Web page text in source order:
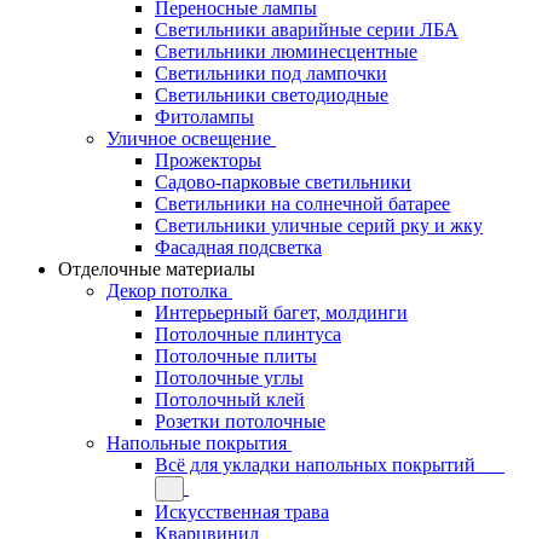
Переносные лампы
Светильники аварийные серии ЛБА
Светильники люминесцентные
Светильники под лампочки
Светильники светодиодные
Фитолампы
Уличное освещение
Прожекторы
Садово-парковые светильники
Светильники на солнечной батарее
Светильники уличные серий рку и жку
Фасадная подсветка
Отделочные материалы
Декор потолка
Интерьерный багет, молдинги
Потолочные плинтуса
Потолочные плиты
Потолочные углы
Потолочный клей
Розетки потолочные
Напольные покрытия
Всё для укладки напольных покрытий
Искусственная трава
Кварцвинил